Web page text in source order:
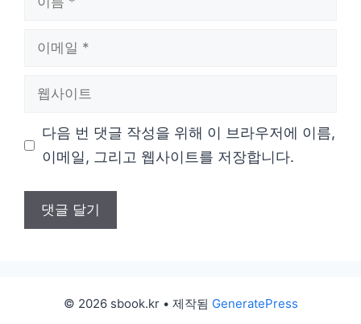
다음 번 댓글 작성을 위해 이 브라우저에 이름,
이메일, 그리고 웹사이트를 저장합니다.
© 2026 sbook.kr• 제작됨 GeneratePress